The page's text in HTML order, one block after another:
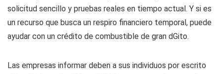
solicitud sencillo y pruebas reales en tiempo actual. Y si es
un recurso que busca un respiro financiero temporal, puede
ayudar con un crédito de combustible de gran dGito.
Las empresas informar deben a sus individuos por escrito